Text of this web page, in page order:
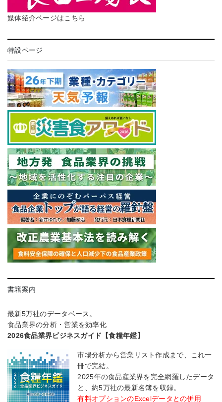
媒体紹介ページはこちら
特設ページ
書籍案内
最新5万社のデータベース。
食品業界の分析・営業を効率化
2026食品業界ビジネスガイド【食糧年鑑】
市場分析から営業リスト作成まで、これ一
冊で完結。
2025年の食品産業界を完全網羅したデータ
と、約5万社の最新名簿を収録。
有料オプションのExcelデータとの併用